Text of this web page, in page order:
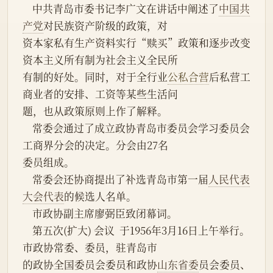
    中共青岛市委书记李广文在讲话中阐述了
中国共
产党对民族资产阶级的政策，对
资本家私有生产资料实行“赎买”政策和逐步改变
资本主义所有制为社会主义全民所
有制的好处。同时，对于全行业公私合营后私营工
商业者的安排、工资等某些生活问
题，也从政策原则上作了解释。
工商界分会的决定。分会由27名
委员组成。
    常委会还协商提出了补选青岛市第一届
人民代表
大会代表的候选人名单。
    市政协副主席廖弼臣致闭幕词。
市政协常委、委员，驻青岛市
的政协全国委员会委员和政协山东省委员会委员、